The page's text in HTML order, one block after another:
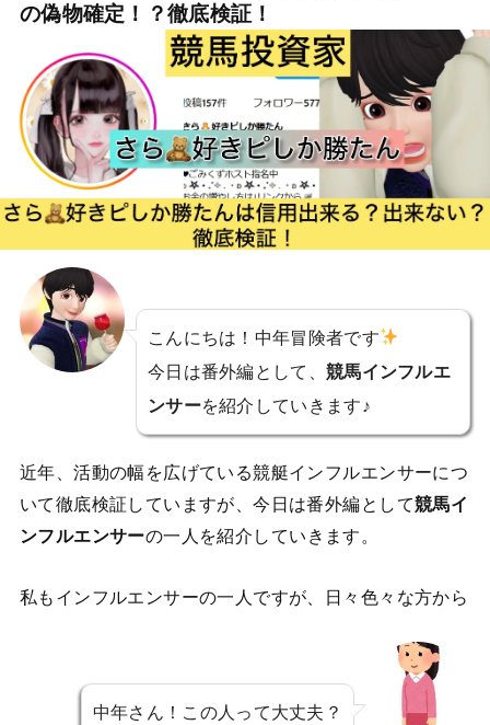
の偽物確定！？徹底検証！
こんにちは！中年冒険者です
今日は番外編として、 競馬インフルエ
ンサーを紹介していきます♪
近年、活動の幅を広げている競艇インフルエンサーにつ
いて徹底検証していますが、今日は番外編として競馬イ
ンフルエンサーの一人を紹介していきます。
私もインフルエンサーの一人ですが、日々色々な方から
中年さん！この人って大丈夫？